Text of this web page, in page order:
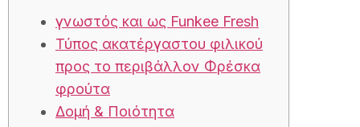
γνωστός και ως Funkee Fresh
Τύπος ακατέργαστου φιλικού
προς το περιβάλλον Φρέσκα
φρούτα
Δομή & Ποιότητα